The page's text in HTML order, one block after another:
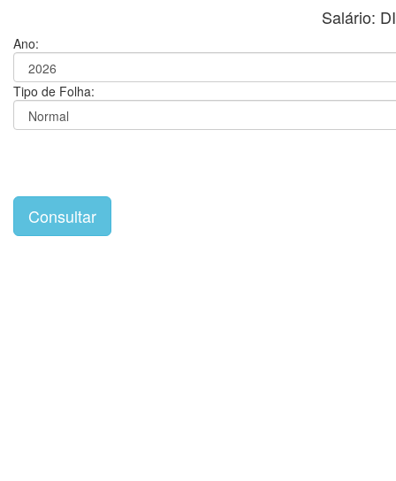
Salário:
Ano:
Tipo de Folha: